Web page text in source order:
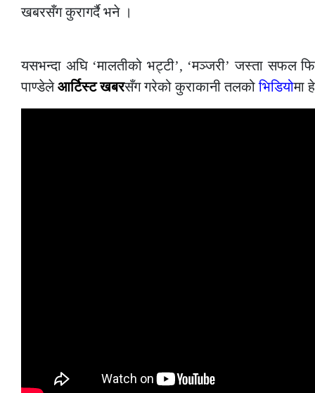
खबरसँग कुरागर्दै भने ।
यसभन्दा अघि ‘मालतीको भट्टी’, ‘मञ्जरी’ जस्ता सफल
पाण्डेलेआर्टिस्ट खबरसँग गरेको कुराकानी तलकोभिडियोमा